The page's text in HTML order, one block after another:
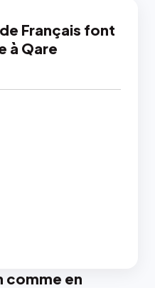
Français font
à Qare
comme en